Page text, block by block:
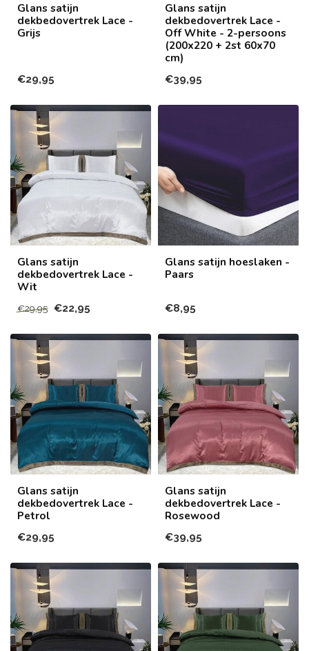
Glans satijn
dekbedovertrek Lace -
Grijs
€29,95
Glans satijn
dekbedovertrek Lace -
Off White - 2-persoons
(200x220 + 2st 60x70
cm)
€39,95
Glans satijn
dekbedovertrek Lace -
Wit
€29,95 €22,95
Glans satijn hoeslaken -
Paars
€8,95
Glans satijn
dekbedovertrek Lace -
Petrol
€29,95
Glans satijn
dekbedovertrek Lace -
Rosewood
€39,95